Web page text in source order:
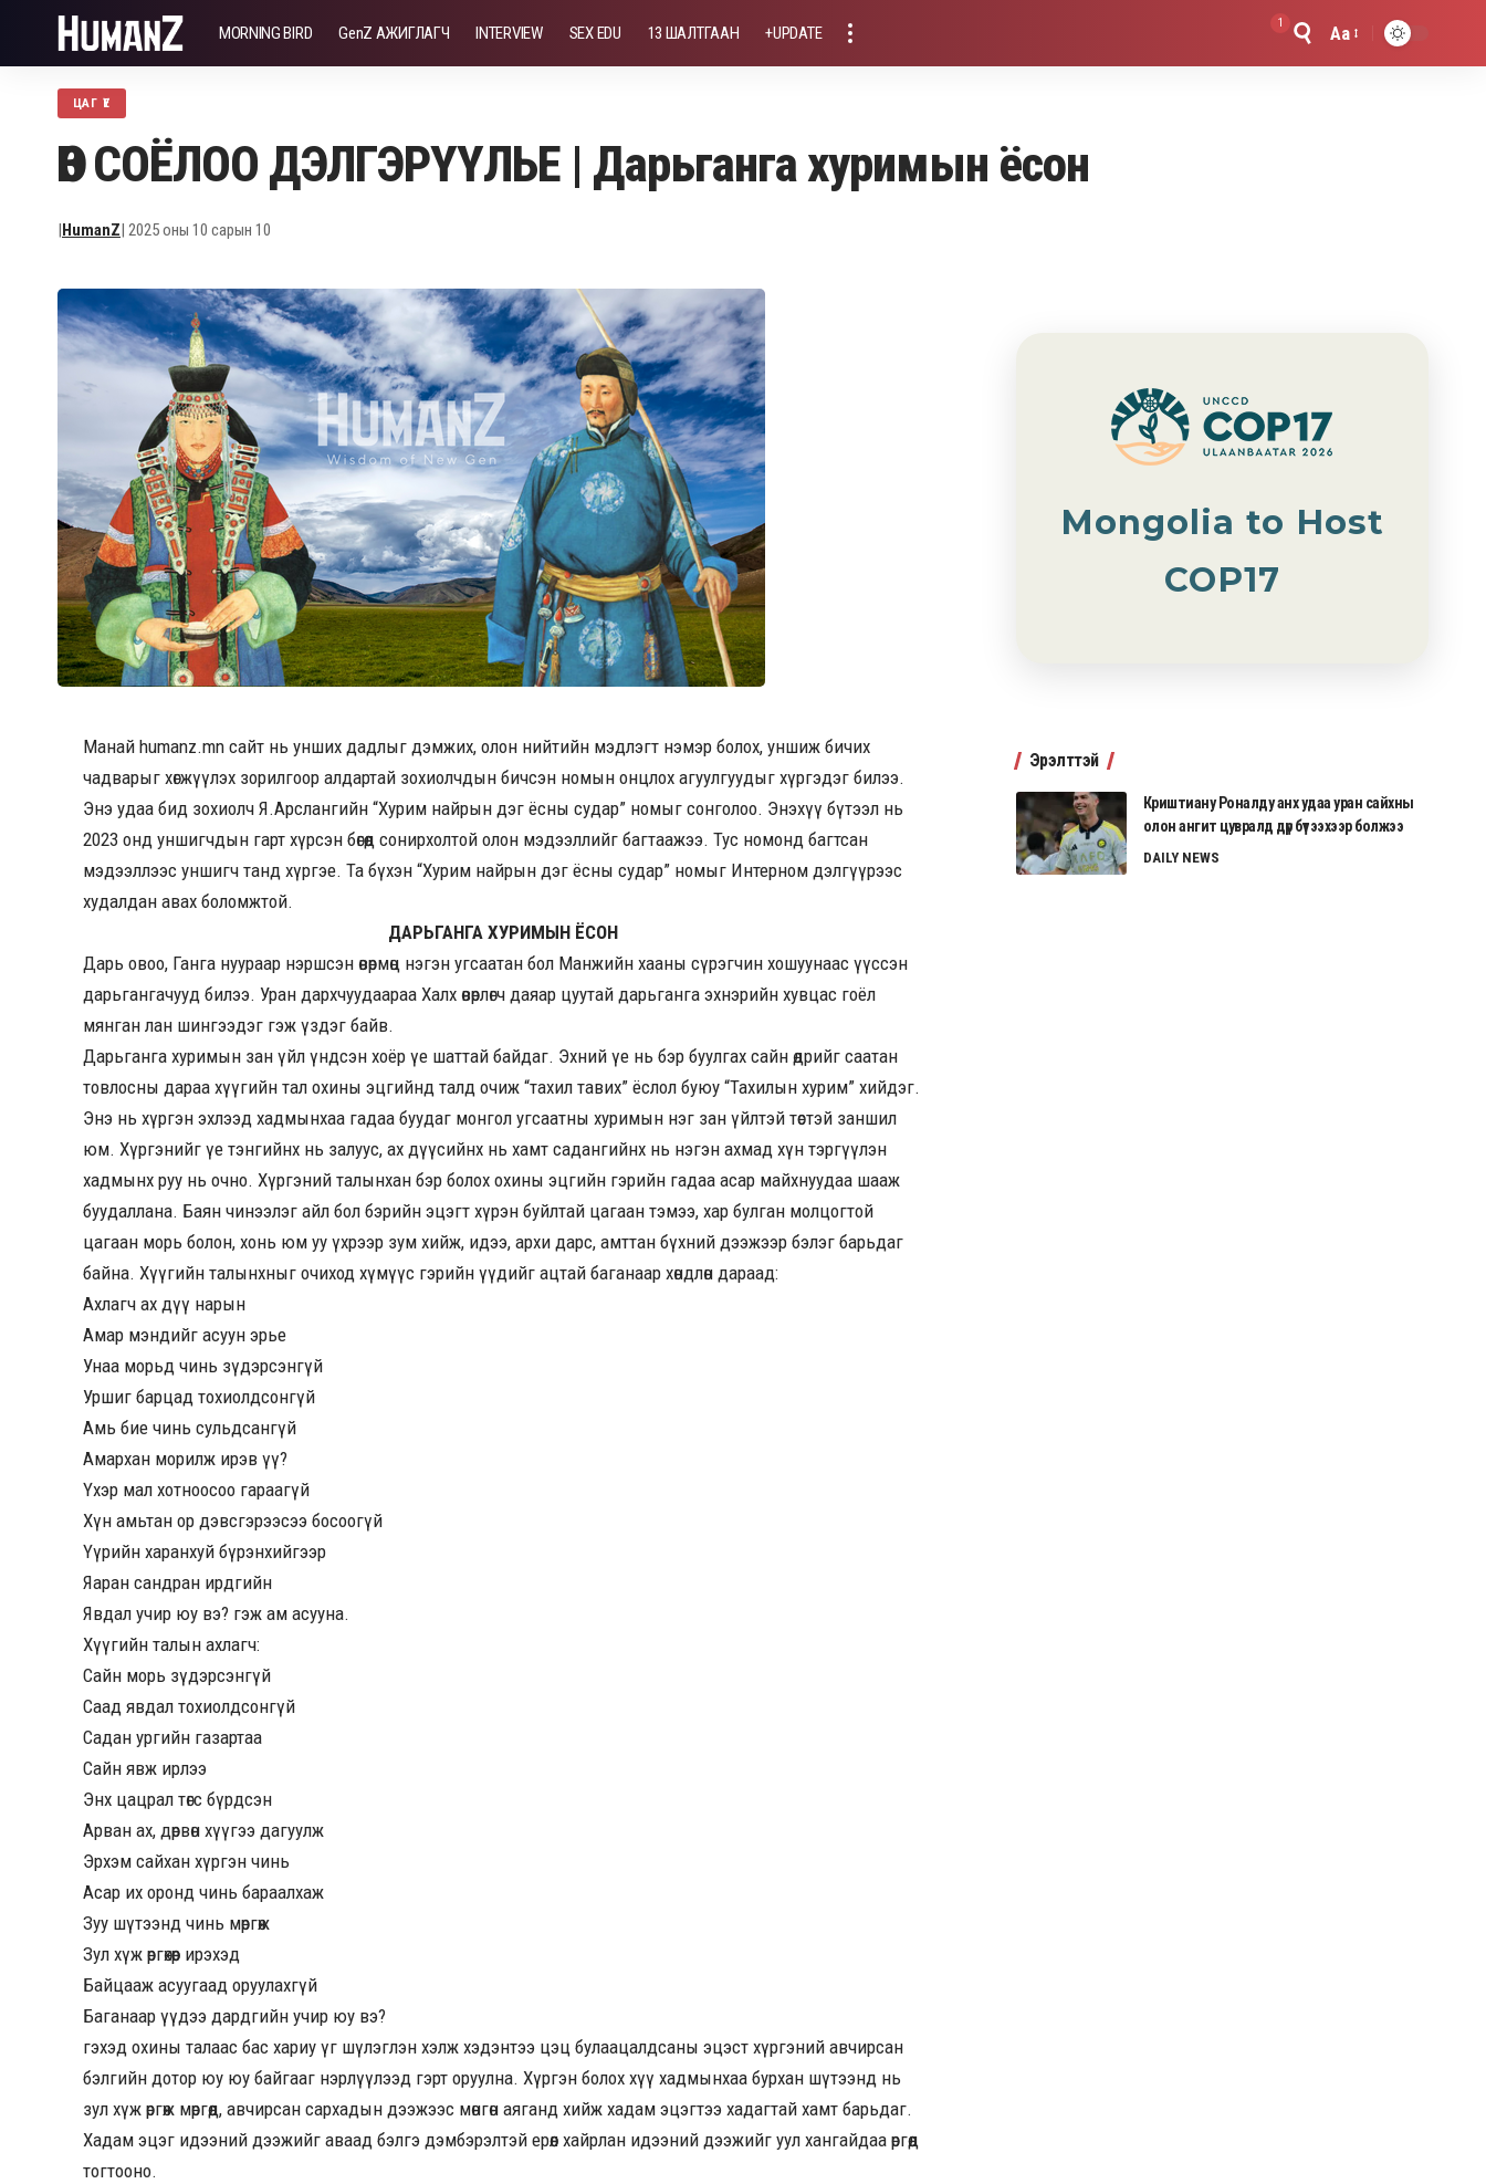
MORNING BIRD GenZ АЖИГЛАГЧ INTERVIEW SEX EDU 13 ШАЛТГААН +UPDATE
1
Font
Aa
ЦАГ ҮЕ
ӨВ СОЁЛОО ДЭЛГЭРҮҮЛЬЕ | Дарьганга хуримын ёсон
|HumanZ| 2025 оны 10 сарын 10
Манай humanz.mn сайт нь унших дадлыг дэмжих, олон нийтийн мэдлэгт нэмэр болох, уншиж бичих
чадварыг хөгжүүлэх зорилгоор алдартай зохиолчдын бичсэн номын онцлох агуулгуудыг хүргэдэг билээ.
Энэ удаа бид зохиолч Я.Арслангийн “Хурим найрын дэг ёсны судар” номыг сонголоо. Энэхүү бүтээл нь
2023 онд уншигчдын гарт хүрсэн бөгөөд сонирхолтой олон мэдээллийг багтаажээ. Тус номонд багтсан
мэдээллээс уншигч танд хүргэе. Та бүхэн “Хурим найрын дэг ёсны судар” номыг Интерном дэлгүүрээс
худалдан авах боломжтой.
ДАРЬГАНГА ХУРИМЫН ЁСОН
Дарь овоо, Ганга нуураар нэршсэн өвөрмөц нэгэн угсаатан бол Манжийн хааны сүрэгчин хошуунаас үүссэн
дарьгангачууд билээ. Уран дархчуудаараа Халх өвөрлөгч даяар цуутай дарьганга эхнэрийн хувцас гоёл
мянган лан шингээдэг гэж үздэг байв.
Дарьганга хуримын зан үйл үндсэн хоёр үе шаттай байдаг. Эхний үе нь бэр буулгах сайн өдрийг саатан
товлосны дараа хүүгийн тал охины эцгийнд талд очиж “тахил тавих” ёслол буюу “Тахилын хурим” хийдэг.
Энэ нь хүргэн эхлээд хадмынхаа гадаа буудаг монгол угсаатны хуримын нэг зан үйлтэй төстэй заншил
юм. Хүргэнийг үе тэнгийнх нь залуус, ах дүүсийнх нь хамт садангийнх нь нэгэн ахмад хүн тэргүүлэн
хадмынх руу нь очно. Хүргэний талынхан бэр болох охины эцгийн гэрийн гадаа acap майхнуудаа шааж
буудаллана. Баян чинээлэг айл бол бэрийн эцэгт хүрэн буйлтай цагаан тэмээ, хар булган молцогтой
цагаан морь болон, хонь юм уу үхрээр зум хийж, идээ, архи дарс, амттан бүхний дээжээр бэлэг барьдаг
байна. Хүүгийн талынхныг очиход хүмүүс гэрийн үүдийг ацтай баганаар хөндлөн дараад:
Ахлагч ах дүү нарын
Амар мэндийг асуун эрье
Унаа морьд чинь зүдэрсэнгүй
Уршиг барцад тохиолдсонгүй
Амь бие чинь сульдсангүй
Амархан морилж ирэв үү?
Үхэр мал хотноосоо гараагүй
Хүн амьтан ор дэвсгэрээсээ босоогүй
Үүрийн харанхуй бүрэнхийгээр
Яаран сандран ирдгийн
Явдал учир юу вэ? гэж ам асууна.
Хүүгийн талын ахлагч:
Сайн морь зүдэрсэнгүй
Саад явдал тохиолдсонгүй
Садан ургийн газартаа
Сайн явж ирлээ
Энх цацрал төгс бүрдсэн
Арван ах, дөрвөн хүүгээ дагуулж
Эрхэм сайхан хүргэн чинь
Асар их оронд чинь бараалхаж
Зуу шүтээнд чинь мөргөж
Зул хүж өргөхөөр ирэхэд
Байцааж асуугаад оруулахгүй
Баганаар үүдээ дардгийн учир юу вэ?
гэхэд охины талаас бас хариу үг шүлэглэн хэлж хэдэнтээ цэц булаацалдсаны эцэст хүргэний авчирсан
бэлгийн дотор юу юу байгааг нэрлүүлээд гэрт оруулна. Хүргэн болох хүү хадмынхаа бурхан шүтээнд нь
зул хүж өргөж мөргөөд, авчирсан сархадын дээжээс мөнгөн аяганд хийж хадам эцэгтээ хадагтай хамт барьдаг.
Хадам эцэг идээний дээжийг аваад бэлгэ дэмбэрэлтэй ерөөл хайрлан идээний дээжийг уул хангайдаа өргөөд
тогтооно.
Mongolia to Host
COP17
Эрэлттэй
Криштиану Роналду анх удаа уран сайхны
олон ангит цувралд дүр бүтээхээр болжээ
DAILY NEWS